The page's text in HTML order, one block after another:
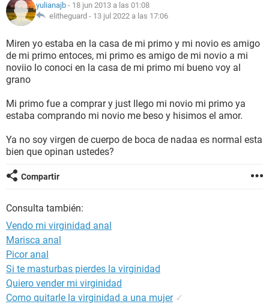
NUTRICIÓN
BIENESTAR
SEXUALIDAD
GLOSARIO
yulianajb - 18 jun 2013 a las 01:08
elitheguard - 13 jul 2022 a las 17:06
Miren yo estaba en la casa de mi primo y mi novio es amigo
de mi primo entoces, mi primo es amigo de mi novio a mi
noviio lo conoci en la casa de mi primo mi bueno voy al
grano
Mi primo fue a comprar y just llego mi novio mi primo ya
estaba comprando mi novio me beso y hisimos el amor.
Ya no soy virgen de cuerpo de boca de nadaa es normal esta
bien que opinan ustedes?
Compartir
Consulta también:
Vendo mi virginidad anal
Marisca anal
Picor anal
Si te masturbas pierdes la virginidad
Quiero vender mi virginidad
Como quitarle la virginidad a una mujer ✓